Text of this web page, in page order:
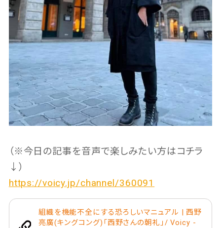
（※今日の記事を音声で楽しみたい方はコチラ
↓）
https://voicy.jp/channel/360091
組織を機能不全にする恐ろしいマニュアル | 西野
亮廣(キングコング)「西野さんの朝礼」/ Voicy -